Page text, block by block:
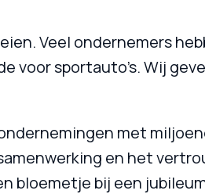
Veel ondernemers
voor sportauto’s. Wij
met
en het
bloemetje bij een